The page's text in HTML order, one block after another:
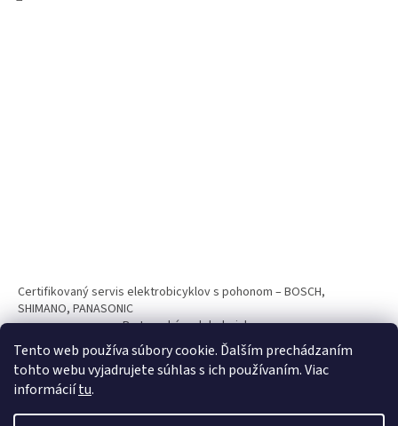
Tento web používa súbory cookie. Ďalším prechádzaním
tohto webu vyjadrujete súhlas s ich používaním. Viac
informáciítu.
Certifikovaný servis elektrobicyklov s pohonom – BOSCH,
SHIMANO, PANASONIC
Partnerský web hokejshop.eu